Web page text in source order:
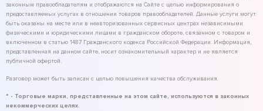
законным правообладателям и отображаются на Сайте с целью информирования о
предоставляемых услугах в отношении товаров правообладателей. Данные услуги могут
быть оказаны на месте или в неавторизованных сервисных центрах независимыми
физическими и юридическими лицами в гражданском обороте, связанном с товаром и
включенном в статью 1487 Гражданского кодекса Российской Федерации. Информация,
представленная на данном сайте, носит ознакомительный характер и не является
публичной офертой.
Разговор может быть записан с целью повышения качества обслуживания.
* - Торговые марки, представленные на этом сайте, используются в законных
некоммерческих целях.